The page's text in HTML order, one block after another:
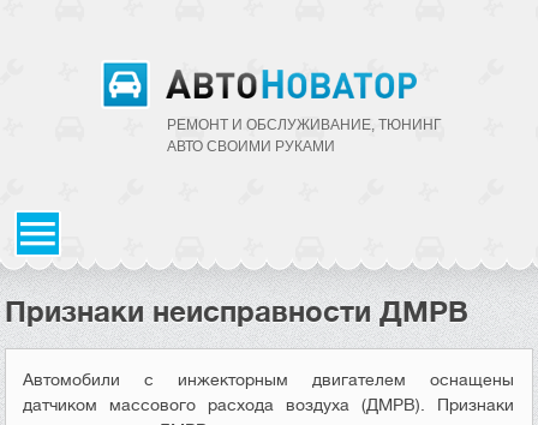
РЕМОНТ И ОБСЛУЖИВАНИЕ, ТЮНИНГ
АВТО CВОИМИ РУКАМИ
Признаки неисправности ДМРВ
Автомобили с инжекторным двигателем оснащены
датчиком массового расхода воздуха (ДМРВ). Признаки